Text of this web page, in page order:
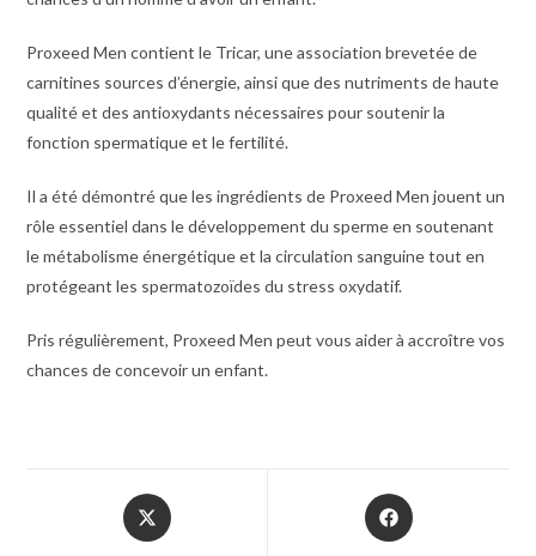
Proxeed Men contient le Tricar, une association brevetée de
carnitines sources d’énergie, ainsi que des nutriments de haute
qualité et des antioxydants nécessaires pour soutenir la
fonction spermatique et le fertilité.
Il a été démontré que les ingrédients de Proxeed Men jouent un
rôle essentiel dans le développement du sperme en soutenant
le métabolisme énergétique et la circulation sanguine tout en
protégeant les spermatozoïdes du stress oxydatif.
Pris régulièrement, Proxeed Men peut vous aider à accroître vos
chances de concevoir un enfant.
Opens
in
Opens
in